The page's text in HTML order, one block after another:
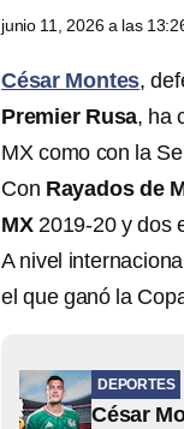
junio 11, 2026 a las
César Montes,
Premier Rusa, ha
MX como con la
Con Rayados de
MX 2019-20 y dos
A nivel
el que ganó la
DEPORTES
César